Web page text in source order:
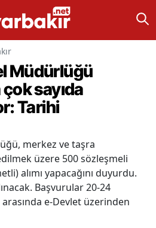
Müdürlüğü
sayıda
Tarihi
merkez ve taşra
üzere 500 sözleşmeli
alımı yapacağını duyurdu.
Başvurular 20-24
e-Devlet üzerinden